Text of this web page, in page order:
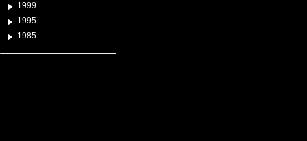
1999
1995
1985